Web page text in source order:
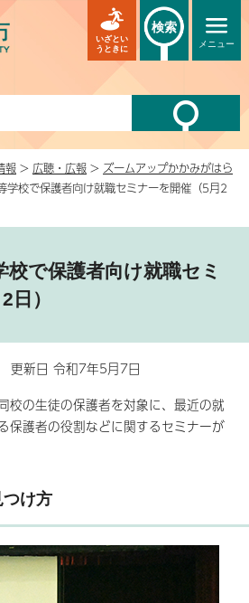
メニュー
いざとい
うときに
検索
報 > 広聴・広報 > ズームアップかかみがはら
学校で保護者向け就職セミナーを開催（5月2
校で保護者向け就職セミ
日）
更新日 令和7年5月7日
校の生徒の保護者を対象に、最近の就
保護者の役割などに関するセミナーが
け方